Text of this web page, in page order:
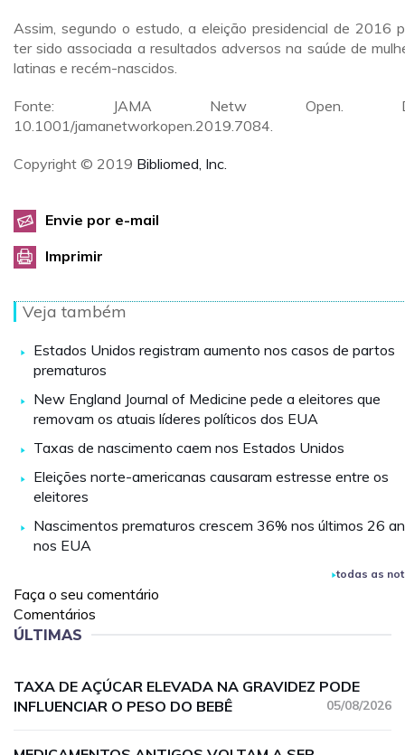
Assim, segundo o estudo, a eleição presidencial de 2016
ter sido associada a resultados adversos na saúde de
latinas e recém-nascidos.
Fonte: JAMA Netw Open.
10.1001/jamanetworkopen.2019.7084.
Copyright © 2019 Bibliomed, Inc.
Envie por e-mail
Imprimir
Veja também
Estados Unidos registram aumento nos casos de partos
prematuros
New England Journal of Medicine pede a eleitores que
removam os atuais líderes políticos dos EUA
Taxas de nascimento caem nos Estados Unidos
Eleições norte-americanas causaram estresse entre os
eleitores
Nascimentos prematuros crescem 36% nos últimos 26
nos EUA
todas as
Faça o seu comentário
Comentários
ÚLTIMAS
TAXA DE AÇÚCAR ELEVADA NA GRAVIDEZ PODE
INFLUENCIAR O PESO DO BEBÊ
05/08/2026